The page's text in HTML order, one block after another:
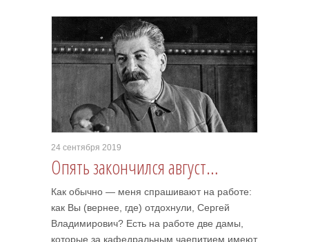
24 сентября 2019
Опять закончился август…
Как обычно — меня спрашивают на работе:
как Вы (вернее, где) отдохнули, Сергей
Владимирович? Есть на работе две дамы,
которые за кафедральным чаепитием имеют